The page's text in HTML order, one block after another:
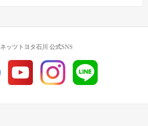
ネッツトヨタ石川 公式SNS